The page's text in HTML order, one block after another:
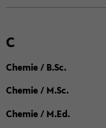
C
Chemie / B.Sc.
Chemie / M.Sc.
Chemie / M.Ed.